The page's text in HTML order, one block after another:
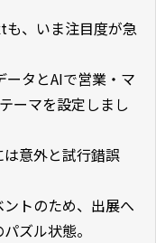
、いま注目度が急
タとAIで営業・マ
ーマを設定しまし
意外と試行錯誤
トのため、出展へ
ズル状態。